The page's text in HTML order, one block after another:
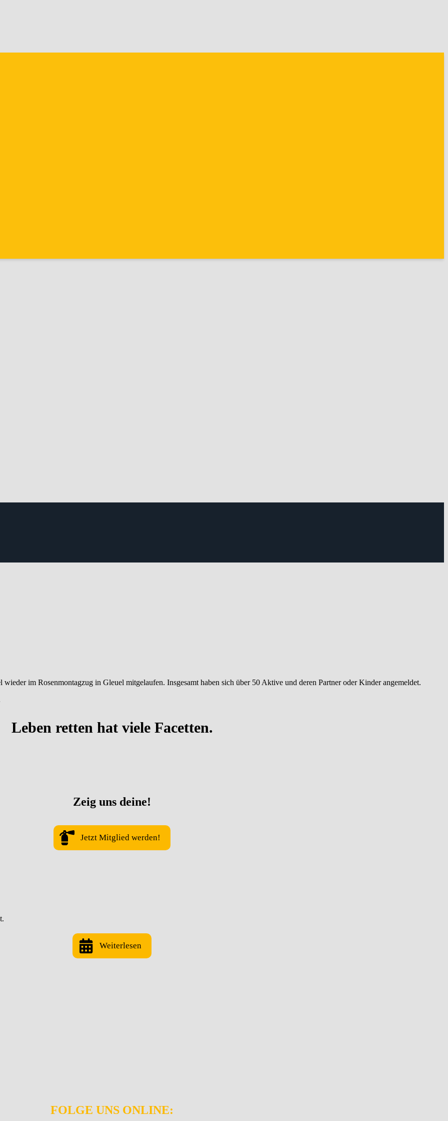
im Rosenmontagzug in Gleuel mitgelaufen. Insgesamt haben sich über 50 Aktive und deren Partner oder Kinder angemeldet.
Leben retten hat viele Facetten.
Zeig uns deine!
Jetzt Mitglied werden!
Weiterlesen
FOLGE UNS ONLINE: